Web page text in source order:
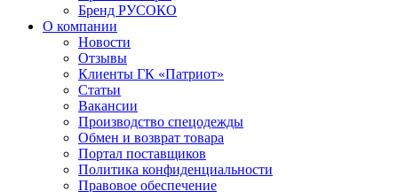
Бренд РУСОКО
О компании
Новости
Отзывы
Клиенты ГК «Патриот»
Статьи
Вакансии
Производство спецодежды
Обмен и возврат товара
Портал поставщиков
Политика конфиденциальности
Правовое обеспечение